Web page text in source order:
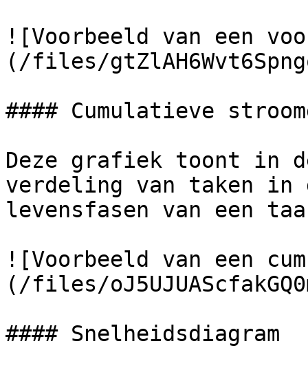
![Voorbeeld van een
(/files/
#### Cumulatieve
Deze grafiek toont in
verdeling van taken in
levensfasen van een
![Voorbeeld van een
(/files/
#### Snelheidsdiagram